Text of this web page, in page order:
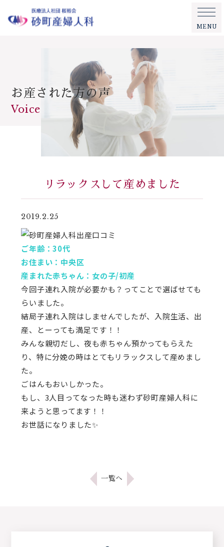
MENU
お産された方の声
Voice
リラックスして産めました
2019.2.25
ご年齢：30代
お住まい：中央区
産まれた赤ちゃん：女の子/初産
今回子連れ入院が必要かも？ってことで選ばせても
らいました。
結局子連れ入院はしませんでしたが、入院生活、出
産、とーっても満足です！！
みんな親切だし、夜も赤ちゃん預かってもらえた
り、特に分娩の時はとてもリラックスして産めまし
た。
ごはんもおいしかった。
もし、3人目ってなった時も迷わず砂町産婦人科に
来ようと思ってます！！
お世話になりました✨
一覧へ